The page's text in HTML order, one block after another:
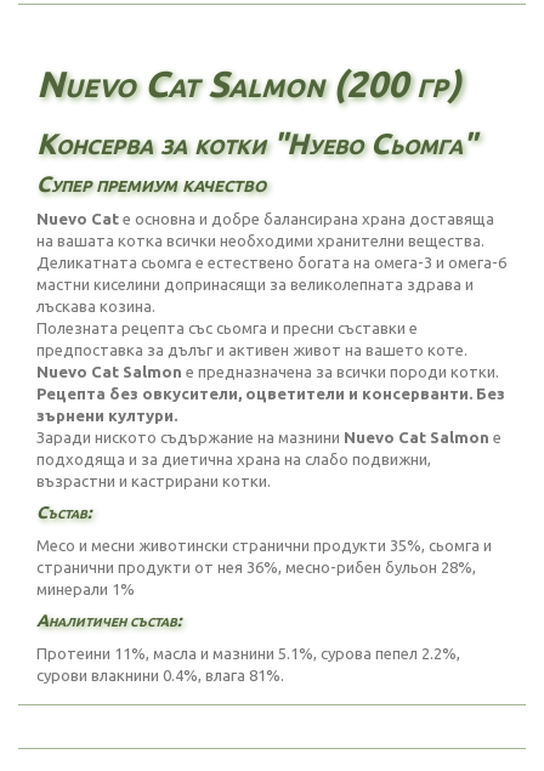
Nuevo Cat Salmon (200 гр)
Консерва за котки "Нуево Сьомга"
Супер премиум качество
Nuevo Cat е основна и добре балансирана храна доставяща
на вашата котка всички необходими хранителни вещества.
Деликатната сьомга е естествено богата на омега-3 и омега-6
мастни киселини допринасящи за великолепната здрава и
лъскава козина.
Полезната рецепта със сьомга и пресни съставки е
предпоставка за дълъг и активен живот на вашето коте.
Nuevo Cat Salmon е предназначена за всички породи котки.
Рецепта без овкусители, оцветители и консерванти. Без
зърнени култури.
Заради ниското съдържание на мазнини Nuevo Cat Salmon е
подходяща и за диетична храна на слабо подвижни,
възрастни и кастрирани котки.
Състав:
Месо и месни животински странични продукти 35%, сьомга и
странични продукти от нея 36%, месно-рибен бульон 28%,
минерали 1%
Аналитичен състав:
Протеини 11%, масла и мазнини 5.1%, сурова пепел 2.2%,
сурови влакнини 0.4%, влага 81%.